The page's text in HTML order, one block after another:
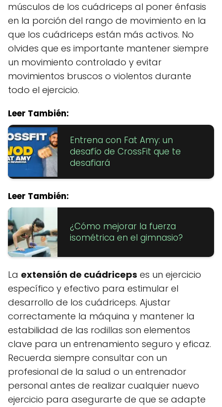
músculos de los cuádriceps al poner énfasis
en la porción del rango de movimiento en la
que los cuádriceps están más activos. No
olvides que es importante mantener siempre
un movimiento controlado y evitar
movimientos bruscos o violentos durante
todo el ejercicio.
Leer También:
Entrena con Fat Amy: un
desafío de CrossFit que te
desafiará
Leer También:
¿Cómo mejorar la fuerza
isométrica en el gimnasio?
La extensión de cuádriceps es un ejercicio
específico y efectivo para estimular el
desarrollo de los cuádriceps. Ajustar
correctamente la máquina y mantener la
estabilidad de las rodillas son elementos
clave para un entrenamiento seguro y eficaz.
Recuerda siempre consultar con un
profesional de la salud o un entrenador
personal antes de realizar cualquier nuevo
ejercicio para asegurarte de que se adapte